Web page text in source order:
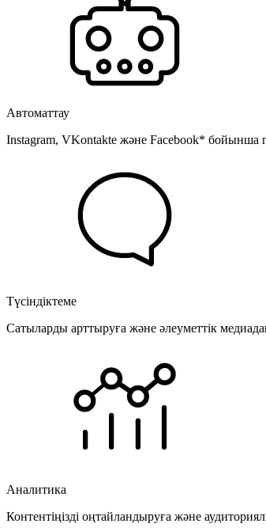
Автоматтау
Instagram, VKontakte және Facebook* бойынша
Түсіндіктеме
Сатыларды арттыруға және әлеуметтік
Аналитика
Контентіңізді оңтайландыруға және